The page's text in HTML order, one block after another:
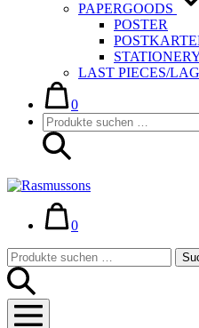
PAPERGOODS
POSTER
LAST PIECES/
Warenkorb
0im
Warenkorb
Suche-
Schalter
Suchen
nach:
Warenkorb
0im
Suche-
Schalter
Suchen
nach:
Menü-
Schalter